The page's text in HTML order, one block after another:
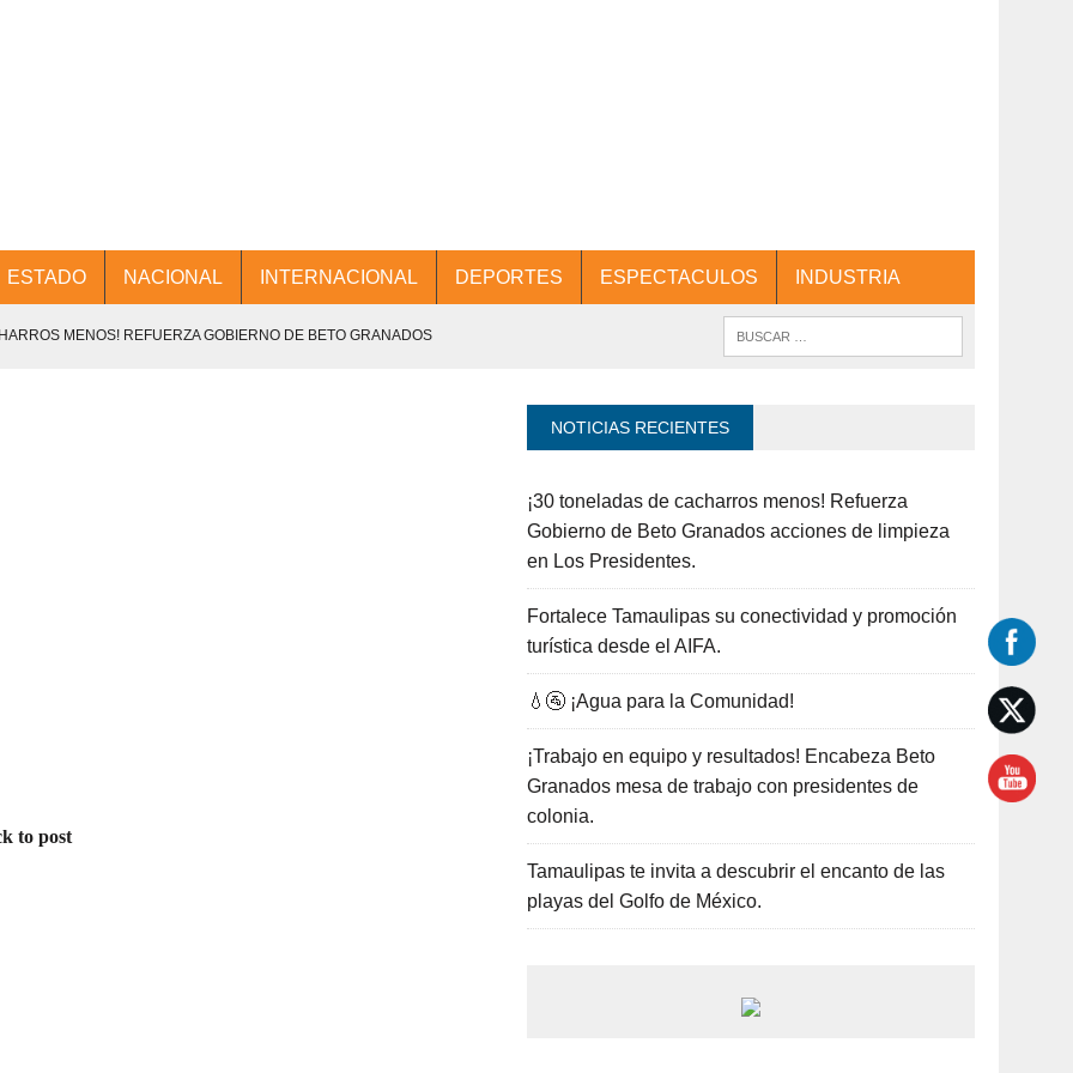
ESTADO NACIONAL INTERNACIONAL DEPORTES ESPECTACULOS INDUSTRIA
MENOS! REFUERZA GOBIERNO DE BETO GRANADOS
BETO GRANADOS MESA DE TRABAJO CON PRESIDENTES
DE LAS PLAYAS DEL GOLFO DE MÉXICO.
to post
NOTICIAS RECIENTES
¡30 toneladas de cacharros menos! Refuerza
Gobierno de Beto Granados acciones de limpieza
en Los Presidentes.
Fortalece Tamaulipas su conectividad y promoción
turística desde el AIFA.
💧🚰 ¡Agua para la Comunidad!
¡Trabajo en equipo y resultados! Encabeza Beto
Granados mesa de trabajo con presidentes de
colonia.
Tamaulipas te invita a descubrir el encanto de las
playas del Golfo de México.